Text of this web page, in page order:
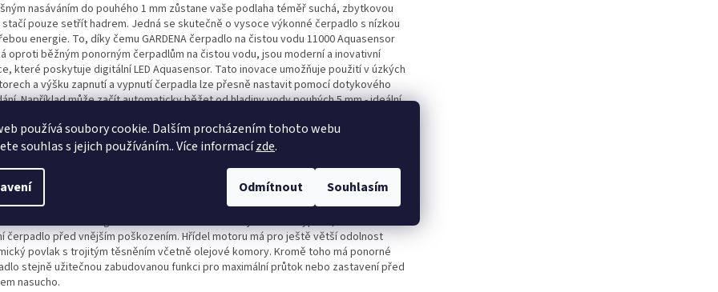
používá soubory cookie. Dalším procházením tohoto webu
souhlas s jejich používáním.. Více informacízde.
Odmítnout Souhlasím
nasáváním do pouhého 1 mm zůstane vaše podlaha téměř suchá, zbytkovou
pouze setřít hadrem. Jedná se skutečně o vysoce výkonné čerpadlo s nízkou
energie. To, díky čemu GARDENA čerpadlo na čistou vodu 11000 Aquasensor
oproti běžným ponorným čerpadlům na čistou vodu, jsou moderní a inovativní
které poskytuje digitální LED Aquasensor. Tato inovace umožňuje použití v úzkých
a výšku zapnutí a vypnutí čerpadla lze přesně nastavit pomocí dotykového
Například může začít automaticky běžet od hladiny vody pouhých 5 mm - ideální
a zobrazuje hodnotu pomocí snadno čitelných LED. Nechybí ani užitečná funkce
a intuitivní dotykové ovládání.
eliminuje riziko chodu čerpadla nasucho a chrání jej tím před možným
To, co na vás zapůsobí, není pouze vnitřní fungování a vlastní ochranné
GARDENA čerpadla pro čistou vodu 11000 Aquasensor. Vnější plášť je špičkový
odolnosti a designu. Plášť z nerezové oceli nejen dobře vypadá, ale také účinně
čerpadlo před vnějším poškozením. Hřídel motoru má pro ještě větší odolnost
povlak s trojitým těsněním včetně olejové komory. Kromě toho má ponorné
stejně užitečnou zabudovanou funkci pro maximální průtok nebo zastavení před
nasucho.